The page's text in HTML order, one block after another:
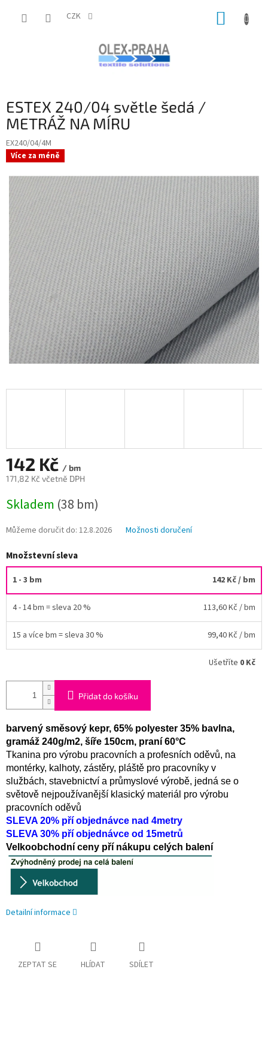
CZK
ESTEX 240/04 světle šedá /
METRÁŽ NA MÍRU
EX240/04/4M
Více za méně
142 Kč / bm
171,82 Kč včetně DPH
cena:
Skladem (38 bm)
Můžeme doručit do: 12.8.2026 Možnosti doručení
Množstevní sleva
1 - 3 bm 142 Kč/ bm
4 - 14 bm = sleva 20 % 113,60 Kč / bm
15 a více bm = sleva 30 % 99,40 Kč / bm
Ušetříte 0 Kč
Přidat do košíku
barvený směsový kepr, 65% polyester 35% bavlna,
gramáž 240g/m2, šíře 150cm, praní 60°C
Tkanina pro výrobu pracovních a profesních oděvů, na
montérky, kalhoty, zástěry, pláště pro pracovníky v
službách, stavebnictví a průmyslové výrobě, jedná se o
světově nejpoužívanější klasický materiál pro výrobu
pracovních oděvů
SLEVA 20% pří objednávce nad 4metry
SLEVA 30% pří objednávce od 15metrů
Velkoobchodní ceny pří nákupu celých balení
Detailní informace
ZEPTAT SE HLÍDAT SDÍLET